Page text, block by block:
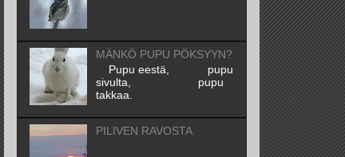
MÄNKÖ PUPU PÖKSYYN?
Pupu eestä, pupu
sivulta, pupu
takkaa.
PILIVEN RAVOSTA